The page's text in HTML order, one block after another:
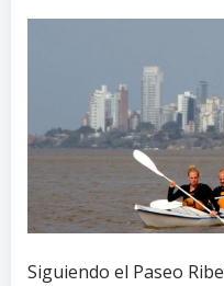
Siguiendo el Paseo